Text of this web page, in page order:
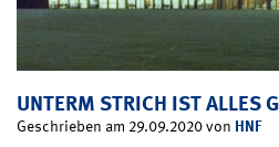
UNTERM STRICH IST ALLES
Geschrieben am 29.09.2020 von HNF